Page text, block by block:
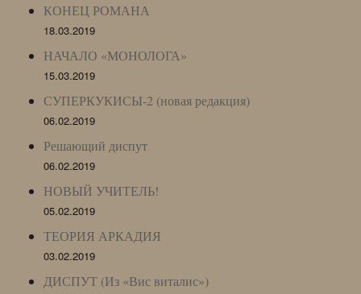
КОНЕЦ РОМАНА
18.03.2019
НАЧАЛО «МОНОЛОГА»
15.03.2019
СУПЕРКУКИСЫ-2 (новая редакция)
06.02.2019
Решающий диспут
06.02.2019
НОВЫЙ УЧИТЕЛЬ!
05.02.2019
ТЕОРИЯ АРКАДИЯ
03.02.2019
ДИСПУТ (Из «Вис виталис»)